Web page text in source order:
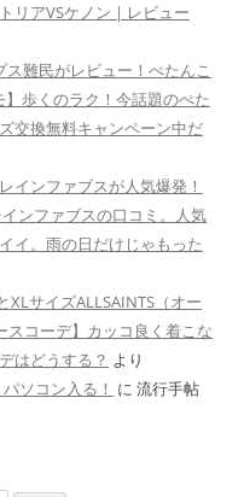
リアVSケノン | レビュー
難民がレビュー！ぺたんこ
】歩くのラク！今話題のぺた
交換無料キャンペーン中だ
インファブスが人気爆発！
ンファブスの口コミ。人気
イ。雨の日だけじゃもった
サイズALLSAINTS（オー
スコーデ】カッコ良く着こな
はどうする？ より
ソコン入る！ に 流行手帖